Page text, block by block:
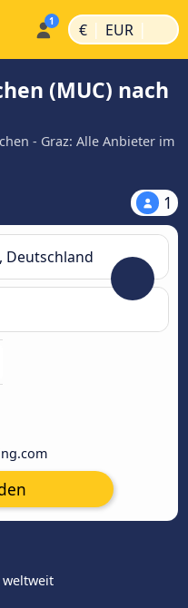
€ | EUR |
(MUC) nach
- Graz: Alle Anbieter im
1